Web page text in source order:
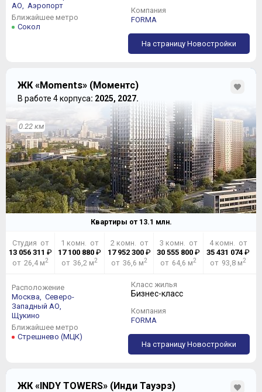
АО, Аэропорт
Ближайшее метро
Сокол
Компания
FORMA
На страницу Новостройки
ЖК «Moments» (Моментс)
В работе 4 корпуса: 2025, 2027.
0.22 км
Квартиры от 13.1 млн.
Студия от
13 056 311 ₽
от 26,4 м2
1 комн. от
17 100 880 ₽
от 36,2 м2
2 комн. от
17 952 300₽
от 36,6 м2
3 комн. от
30 555 800 ₽
от 64,6 м2
4 комн. от
35 431 074₽
от 93,8 м2
Расположение
Москва, Северо-
Западный АО,
Щукино
Ближайшее метро
Стрешнево (МЦК)
Класс жилья
Бизнес-класс
Компания
FORMA
На страницу Новостройки
ЖК «INDY TOWERS» (Инди Тауэрз)